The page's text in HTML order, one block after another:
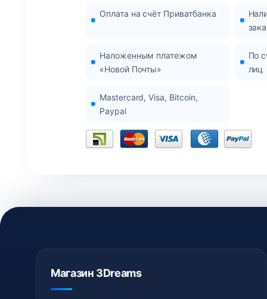
Оплата на счёт Приватбанка
Наложенным платежом
«Новой Почты»
По
лиц
Mastercard, Visa, Bitcoin,
Paypal
Магазин 3Dreams